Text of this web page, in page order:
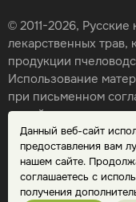
Данный веб-сайт
предоставления вам
нашем сайте.
соглашаетесь с
получения
© 2011-2026,
лекарственных трав,
продукции
Использование
при письменном
на сайт.
Карта сайта
Политика
Публичная оферта
Обработка